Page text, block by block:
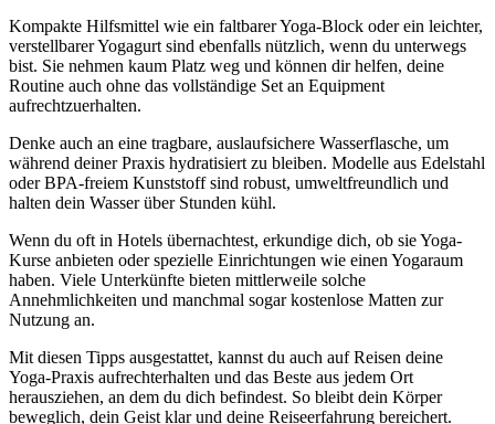
Kompakte Hilfsmittel wie ein faltbarer Yoga-Block oder ein leichter,
verstellbarer Yogagurt sind ebenfalls nützlich, wenn du unterwegs
bist. Sie nehmen kaum Platz weg und können dir helfen, deine
Routine auch ohne das vollständige Set an Equipment
aufrechtzuerhalten.
Denke auch an eine tragbare, auslaufsichere Wasserflasche, um
während deiner Praxis hydratisiert zu bleiben. Modelle aus Edelstahl
oder BPA-freiem Kunststoff sind robust, umweltfreundlich und
halten dein Wasser über Stunden kühl.
Wenn du oft in Hotels übernachtest, erkundige dich, ob sie Yoga-
Kurse anbieten oder spezielle Einrichtungen wie einen Yogaraum
haben. Viele Unterkünfte bieten mittlerweile solche
Annehmlichkeiten und manchmal sogar kostenlose Matten zur
Nutzung an.
Mit diesen Tipps ausgestattet, kannst du auch auf Reisen deine
Yoga-Praxis aufrechterhalten und das Beste aus jedem Ort
herausziehen, an dem du dich befindest. So bleibt dein Körper
beweglich, dein Geist klar und deine Reiseerfahrung bereichert.